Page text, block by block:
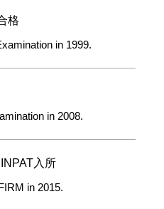
格
in 1999.
in 2008.
入所
in 2015.